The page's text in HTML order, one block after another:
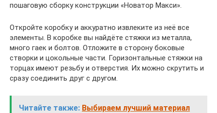
пошаговую сборку конструкции «Новатор Макси».
Откройте коробку и аккуратно извлеките из неё все
элементы. В коробке вы найдёте стяжки из металла,
много гаек и болтов. Отложите в сторону боковые
створки и цокольные части. Горизонтальные стяжки на
торцах имеют резьбу и отверстия. Их можно скрутить и
сразу соединить друг с другом.
Читайте также: Выбираем лучший материал